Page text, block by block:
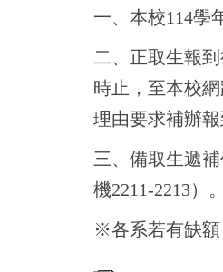
一、本校114學
二、正取生報
時止，至本校
理由要求補辦報
三、備取生遞
機2211-2213）。
※各系若有缺額